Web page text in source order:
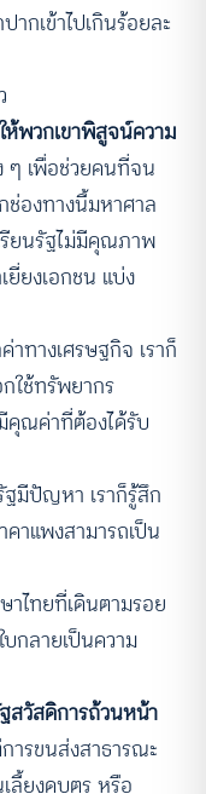
ากเข้าไปเกินร้อยละ
พวกเขาพิสูจน์ความ
ๆ เพื่อช่วยคนที่จน
องทางนี้มหาศาล
รียนรัฐไม่มีคุณภาพ
ยี่ยงเอกชน แบ่ง
ทางเศรษฐกิจ เราก็
กใช้ทรัพยากร
คุณค่าที่ต้องได้รับ
ฐมีปัญหา เราก็รู้สึก
คาแพงสามารถเป็น
ไทยที่เดินตามรอย
บกลายเป็นความ
สวัสดิการถ้วนหน้า
ารขนส่งสาธารณะ
ลี้ยงดูบุตร หรือ